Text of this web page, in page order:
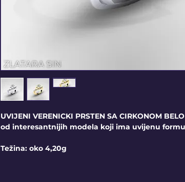
UVIJENI VERENICKI PRSTEN SA CIRKONOM
od interesantnijih modela koji ima uvijenu
Težina: oko 4,20g